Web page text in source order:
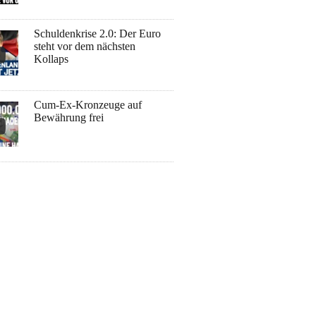
Schuldenkrise 2.0: Der Euro
steht vor dem nächsten
Kollaps
Cum-Ex-Kronzeuge auf
Bewährung frei